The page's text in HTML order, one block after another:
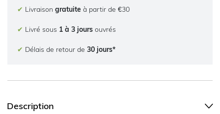
✔ Livraison gratuite à partir de €30
✔ Livré sous 1 à 3 jours ouvrés
✔ Délais de retour de 30 jours*
Description